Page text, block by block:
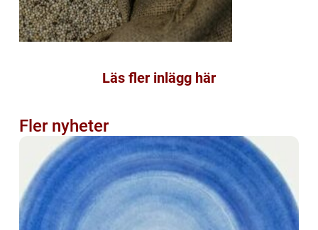
Läs fler inlägg här
Fler nyheter